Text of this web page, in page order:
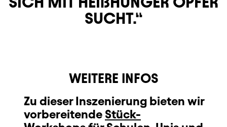
SUCHT.
WEITERE INFOS
Zu dieser Inszenierung bieten wir
vorbereitende Stück-